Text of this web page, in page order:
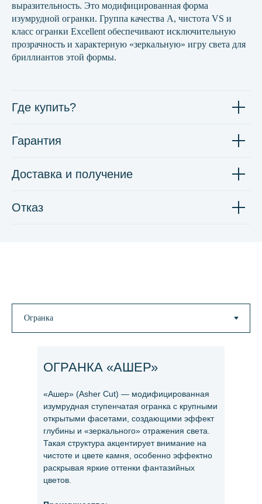
выразительность. Это модифицированная форма
изумрудной огранки. Группа качества А, чистота VS и
класс огранки Excellent обеспечивают исключительную
прозрачность и характерную «зеркальную» игру света для
бриллиантов этой формы.
Где купить?
Гарантия
Доставка и получение
Отказ
«Ашер» (Asher Cut) — модифицированная
изумрудная ступенчатая огранка с крупными
открытыми фасетами, создающими эффект
глубины и «зеркального» отражения света.
Такая структура акцентирует внимание на
чистоте и цвете камня, особенно эффектно
раскрывая яркие оттенки фантазийных
цветов.
ОГРАНКА «АШЕР»